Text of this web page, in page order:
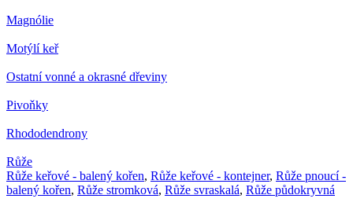
Magnólie
Motýlí keř
Ostatní vonné a okrasné dřeviny
Pivoňky
Rhododendrony
Růže
Růže keřové - balený kořen, Růže keřové - kontejner, Růže pnoucí -
balený kořen, Růže stromková, Růže svraskalá, Růže půdokryvná